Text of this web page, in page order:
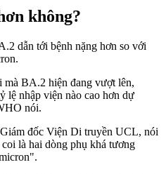
không?
dẫn tới bệnh nặng hơn so với
mà BA.2 hiện đang vượt lên,
lệ nhập viện nào cao hơn dự
nói.
đốc Viện Di truyền UCL, nói
là hai dòng phụ khá tương